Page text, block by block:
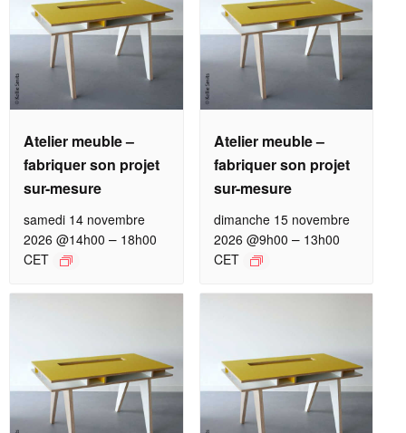
Atelier meuble –
fabriquer son projet
sur-mesure
samedi 14 novembre
2026 @14h00 – 18h00
CET
Atelier meuble –
fabriquer son projet
sur-mesure
dimanche 15 novembre
2026 @9h00 – 13h00
CET